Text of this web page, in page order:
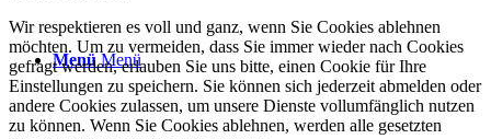
Menü Menü
Wir respektieren es voll und ganz, wenn Sie Cookies ablehnen
möchten. Um zu vermeiden, dass Sie immer wieder nach Cookies
gefragt werden, erlauben Sie uns bitte, einen Cookie für Ihre
Einstellungen zu speichern. Sie können sich jederzeit abmelden oder
andere Cookies zulassen, um unsere Dienste vollumfänglich nutzen
zu können. Wenn Sie Cookies ablehnen, werden alle gesetzten